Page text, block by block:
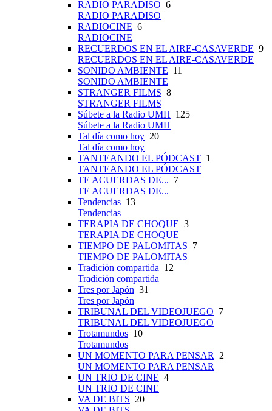
RADIO PARADISO 6
RADIO PARADISO
RADIOCINE 6
RADIOCINE
RECUERDOS EN EL AIRE-CASAVERDE 9
RECUERDOS EN EL AIRE-CASAVERDE
SONIDO AMBIENTE 11
SONIDO AMBIENTE
STRANGER FILMS 8
STRANGER FILMS
Súbete a la Radio UMH 125
Súbete a la Radio UMH
Tal día como hoy 20
Tal día como hoy
TANTEANDO EL PÓDCAST 1
TANTEANDO EL PÓDCAST
TE ACUERDAS DE... 7
TE ACUERDAS DE...
Tendencias 13
Tendencias
TERAPIA DE CHOQUE 3
TERAPIA DE CHOQUE
TIEMPO DE PALOMITAS 7
TIEMPO DE PALOMITAS
Tradición compartida 12
Tradición compartida
Tres por Japón 31
Tres por Japón
TRIBUNAL DEL VIDEOJUEGO 7
TRIBUNAL DEL VIDEOJUEGO
Trotamundos 10
Trotamundos
UN MOMENTO PARA PENSAR 2
UN MOMENTO PARA PENSAR
UN TRIO DE CINE 4
UN TRIO DE CINE
VA DE BITS 20